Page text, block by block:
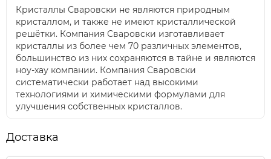
Кристаллы Сваровски не являются природным
кристаллом, и также не имеют кристаллической
решётки. Компания Сваровски изготавливает
кристаллы из более чем 70 различных элементов,
большинство из них сохраняются в тайне и являются
ноу-хау компании. Компания Сваровски
систематически работает над высокими
технологиями и химическими формулами для
улучшения собственных кристаллов.
Доставка